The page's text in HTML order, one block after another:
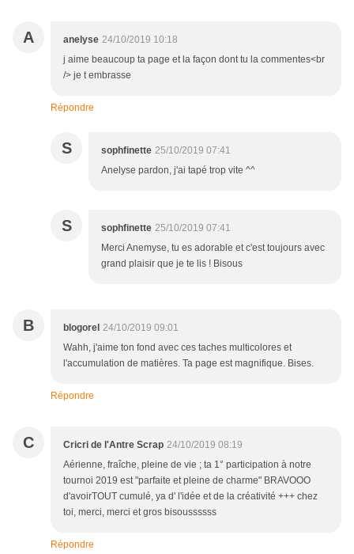
A anelyse 24/10/2019 10:18
j aime beaucoup ta page et la façon dont tu la commentes<br
/> je t embrasse
Répondre
S sophfinette 25/10/2019 07:41
Anelyse pardon, j'ai tapé trop vite ^^
S sophfinette 25/10/2019 07:41
Merci Anemyse, tu es adorable et c'est toujours avec
grand plaisir que je te lis ! Bisous
B blogorel 24/10/2019 09:01
Wahh, j'aime ton fond avec ces taches multicolores et
l'accumulation de matières. Ta page est magnifique. Bises.
Répondre
C Cricri de l'Antre Scrap 24/10/2019 08:19
Aérienne, fraîche, pleine de vie ; ta 1° participation à notre
tournoi 2019 est "parfaite et pleine de charme" BRAVOOO
d'avoirTOUT cumulé, ya d' l'idée et de la créativité +++ chez
toi, merci, merci et gros bisoussssss
Répondre